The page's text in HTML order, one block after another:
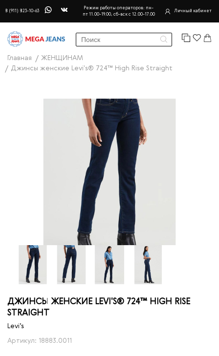
8 (911) 823-10-63
Режим работы операторов: пн-
пт 11.00-19.00, сб-вск с 12.00-17.00
Личный кабинет
Главная
ЖЕНЩИНАМ
Джинсы женские Levi's® 724™ High Rise Straight
ДЖИНСЫ ЖЕНСКИЕ LEVI'S® 724™ HIGH RISE
STRAIGHT
Levi’s
Артикул: 18883.0011